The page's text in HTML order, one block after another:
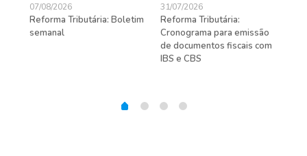
07/08/2026
Reforma Tributária: Boletim
semanal
31/07/2026
Reforma Tributária:
Cronograma para emissão
de documentos fiscais com
IBS e CBS